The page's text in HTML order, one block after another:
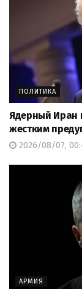
ПОЛИТИКА
Ядерный Иран
жестким
2026/08/07,
АРМИЯ